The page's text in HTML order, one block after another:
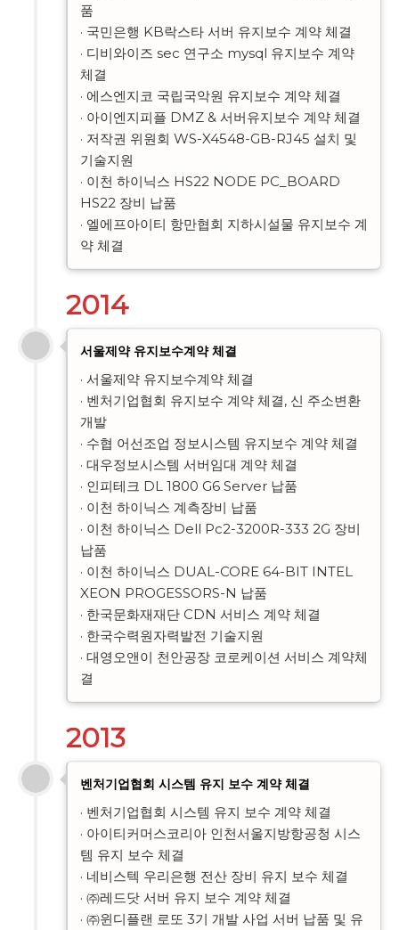
품
· 국민은행 KB락스타 서버 유지보수 계약 체결
· 디비와이즈 sec 연구소 mysql 유지보수 계약
체결
· 에스엔지코 국립국악원 유지보수 계약 체결
· 아이엔지피플 DMZ & 서버유지보수 계약 체결
· 저작권 위원회 WS-X4548-GB-RJ45 설치 및
기술지원
· 이천 하이닉스 HS22 NODE PC_BOARD
HS22 장비 납품
· 엘에프아이티 항만협회 지하시설물 유지보수 계
약 체결
2014
서울제약 유지보수계약 체결
· 서울제약 유지보수계약 체결
· 벤처기업협회 유지보수 계약 체결, 신 주소변환
개발
· 수협 어선조업 정보시스템 유지보수 계약 체결
· 대우정보시스템 서버임대 계약 체결
· 인피테크 DL 1800 G6 Server 납품
· 이천 하이닉스 계측장비 납품
· 이천 하이닉스 Dell Pc2-3200R-333 2G 장비
납품
· 이천 하이닉스 DUAL-CORE 64-BIT INTEL
XEON PROGESSORS-N 납품
· 한국문화재재단 CDN 서비스 계약 체결
· 한국수력원자력발전 기술지원
· 대영오앤이 천안공장 코로케이션 서비스 계약체
결
2013
벤처기업협회 시스템 유지 보수 계약 체결
· 벤처기업협회 시스템 유지 보수 계약 체결
· 아이티커머스코리아 인천서울지방항공청 시스
템 유지 보수 체결
· 네비스텍 우리은행 전산 장비 유지 보수 체결
· ㈜레드닷 서버 유지 보수 계약 체결
· ㈜윈디플랜 로또 3기 개발 사업 서버 납품 및 유